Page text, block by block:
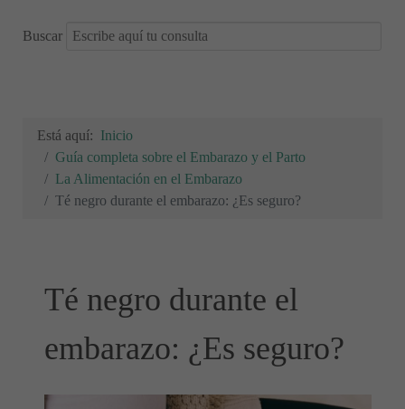
Buscar
Está aquí: Inicio
Guía completa sobre el Embarazo y el Parto
La Alimentación en el Embarazo
Té negro durante el embarazo: ¿Es seguro?
Té negro durante el
embarazo: ¿Es seguro?